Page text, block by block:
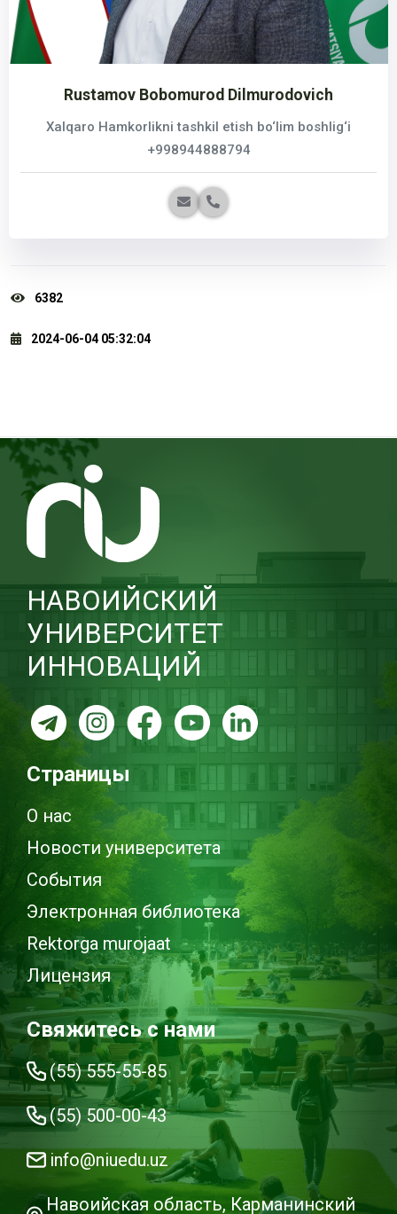
Rustamov Bobomurod Dilmurodovich
Xalqaro Hamkorlikni tashkil etish bo‘lim boshlig‘i
+998944888794
6382
2024-06-04 05:32:04
НАВОИЙСКИЙ
УНИВЕРСИТЕТ
ИННОВАЦИЙ
Страницы
О нас
Новости университета
События
Электронная библиотека
Rektorga murojaat
Лицензия
Свяжитесь с нами
(55) 555-55-85
(55) 500-00-43
info@niuedu.uz
Навоийская область, Карманинский